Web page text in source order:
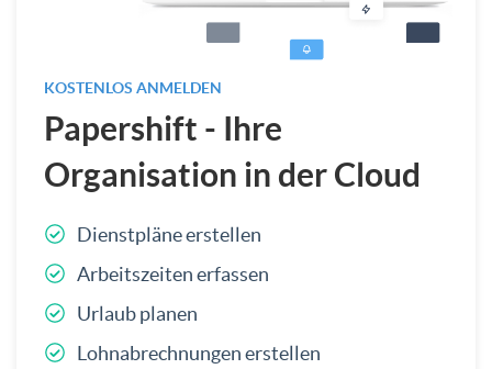
KOSTENLOS ANMELDEN
Papershift - Ihre
Organisation in der Cloud
Dienstpläne erstellen
Arbeitszeiten erfassen
Urlaub planen
Lohnabrechnungen erstellen